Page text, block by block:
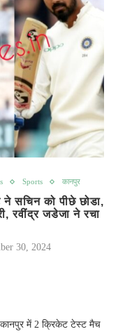
Sports कानपुर
सचिन को पीछे छोडा,
रवींद्र जडेजा ने रचा
30, 2024
में 2 क्रिकेट टेस्‍ट मैच